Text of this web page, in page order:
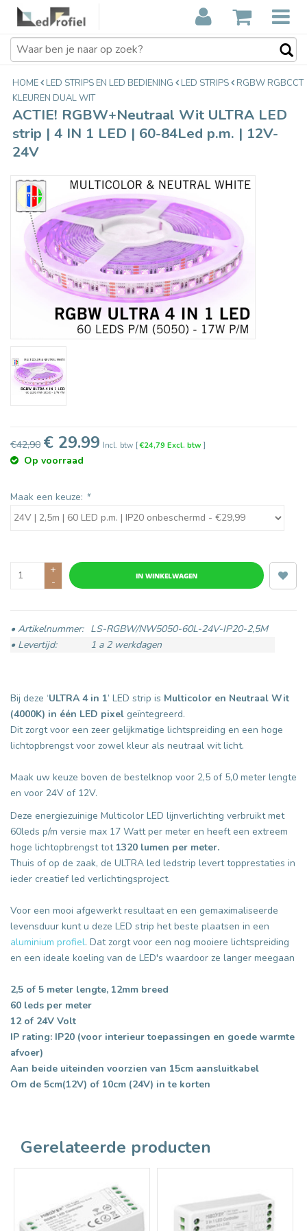
ACTIE! RGBW+Neutraal Wit ULTRA
LED strip | 4 IN 1 LED | 60-84Led p.m.
| 12V-24V
€42,90
HOME LED STRIPS EN LED BEDIENING LED STRIPS
RGBW RGBCCT
KLEUREN DUAL WIT
ACTIE! RGBW+Neutraal Wit ULTRA LED
strip | 4 IN 1 LED | 60-84Led p.m. | 12V-
24V
€42,90 € 29.99 Incl. btw [€24,79 Excl. btw]
Op voorraad
Maak een keuze: *
+
-
IN WINKELWAGEN
• Artikelnummer: LS-RGBW/NW5050-60L-24V-IP20-2,5M
• Levertijd:
1 a 2 werkdagen
Bij deze ‘ULTRA 4 in 1’ LED strip is Multicolor en Neutraal Wit
(4000K) in één LED pixel geïntegreerd.
Dit zorgt voor een zeer gelijkmatige lichtspreiding en een hoge
lichtopbrengst voor zowel kleur als neutraal wit licht.
Maak uw keuze boven de bestelknop voor 2,5 of 5,0 meter lengte
en voor 24V of 12V.
Deze energiezuinige Multicolor LED lijnverlichting verbruikt met
60leds p/m versie max 17 Watt per meter en heeft een extreem
hoge lichtopbrengst tot 1320 lumen per meter.
Thuis of op de zaak, de ULTRA led ledstrip levert topprestaties in
ieder creatief led verlichtingsproject.
Voor een mooi afgewerkt resultaat en een gemaximaliseerde
levensduur kunt u deze LED strip het beste plaatsen in een
aluminium profiel. Dat zorgt voor een nog mooiere lichtspreiding
en een ideale koeling van de LED's waardoor ze langer meegaan
2,5 of 5 meter lengte, 12mm breed
60 leds per meter
12 of 24V Volt
IP rating: IP20 (voor interieur toepassingen en goede warmte
afvoer)
Aan beide uiteinden voorzien van 15cm aansluitkabel
Om de 5cm(12V) of 10cm (24V) in te korten
Gerelateerde producten